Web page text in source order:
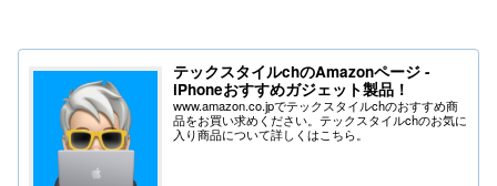
テックスタイルchのAmazonページ -
iPhoneおすすめガジェット製品！
www.amazon.co.jpでテックスタイルchのおすすめ商
品をお買い求めください。テックスタイルchのお気に
入り商品について詳しくはこちら。